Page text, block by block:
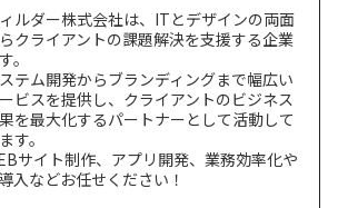
ルダー株式会社は、ITとデザインの両面
クライアントの課題解決を支援する企業
。
テム開発からブランディングまで幅広い
ビスを提供し、クライアントのビジネス
を最大化するパートナーとして活動して
す。
サイト制作、アプリ開発、業務効率化や
入などお任せください！